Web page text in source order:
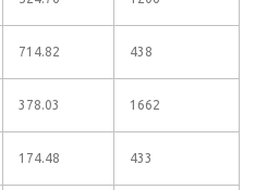
714.82 438
378.03 1662
174.48 433